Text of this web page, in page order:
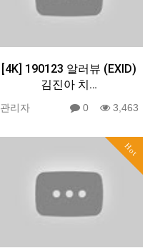
[4K] 190123 알러뷰 (EXID)
김진아 치…
관리자 0 3,463
Hot